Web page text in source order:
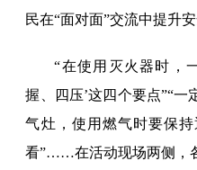
民在“面对面”交流中提升
“在使用灭火器时，
握、四压’这四个要点”“
气灶，使用燃气时要保
看”……在活动现场两侧，